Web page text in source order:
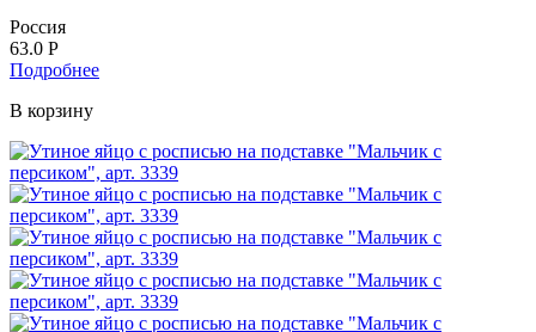
Россия
63.0 Р
Подробнее
В корзину